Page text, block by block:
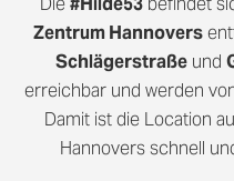
Zentrum Hannovers
Schlägerstraßeund
erreichbar und werden
Damit ist die Location
Hannovers schnell